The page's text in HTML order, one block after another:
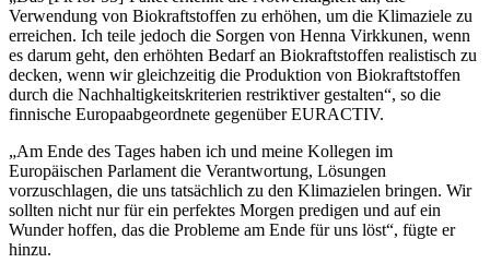
Verwendung von Biokraftstoffen zu erhöhen, um die Klimaziele zu
erreichen. Ich teile jedoch die Sorgen von Henna Virkkunen, wenn
es darum geht, den erhöhten Bedarf an Biokraftstoffen realistisch zu
decken, wenn wir gleichzeitig die Produktion von Biokraftstoffen
durch die Nachhaltigkeitskriterien restriktiver gestalten“, so die
finnische Europaabgeordnete gegenüber EURACTIV.
„Am Ende des Tages haben ich und meine Kollegen im
Europäischen Parlament die Verantwortung, Lösungen
vorzuschlagen, die uns tatsächlich zu den Klimazielen bringen. Wir
sollten nicht nur für ein perfektes Morgen predigen und auf ein
Wunder hoffen, das die Probleme am Ende für uns löst“, fügte er
hinzu.